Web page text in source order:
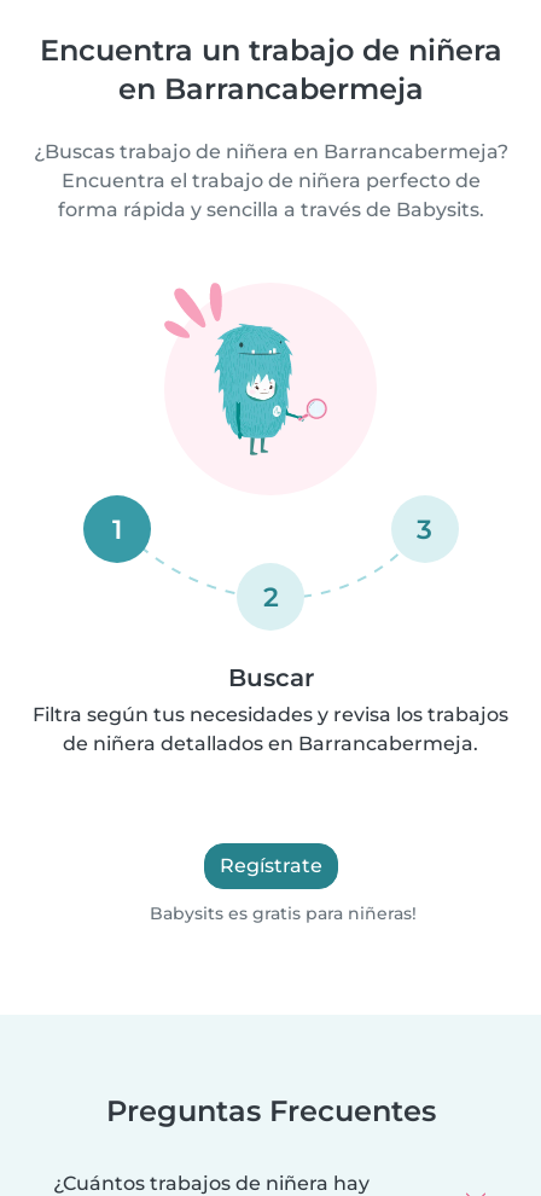
Encuentra un trabajo de niñera
en Barrancabermeja
¿Buscas trabajo de niñera en Barrancabermeja?
Encuentra el trabajo de niñera perfecto de
forma rápida y sencilla a través de Babysits.
1
2
3
Buscar
Filtra según tus necesidades y revisa los trabajos
de niñera detallados en Barrancabermeja.
Regístrate
Babysits es gratis para niñeras!
Preguntas Frecuentes
¿Cuántos trabajos de niñera hay